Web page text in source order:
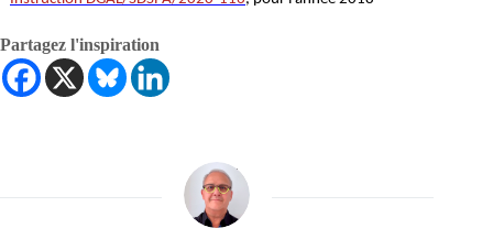
Partagez l'inspiration